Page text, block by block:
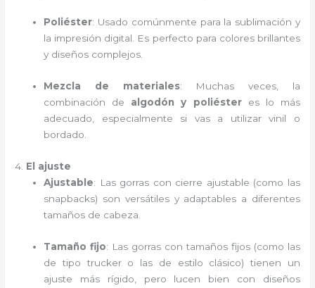
Poliéster: Usado comúnmente para la sublimación y
la impresión digital. Es perfecto para colores brillantes
y diseños complejos.
Mezcla de materiales: Muchas veces, la
combinación de algodón y poliésteres lo más
adecuado, especialmente si vas a utilizar vinil o
bordado.
4. El ajuste
Ajustable: Las gorras con cierre ajustable (como las
snapbacks) son versátiles y adaptables a diferentes
tamaños de cabeza.
Tamaño fijo: Las gorras con tamaños fijos (como las
de tipo trucker o las de estilo clásico) tienen un
ajuste más rígido, pero lucen bien con diseños